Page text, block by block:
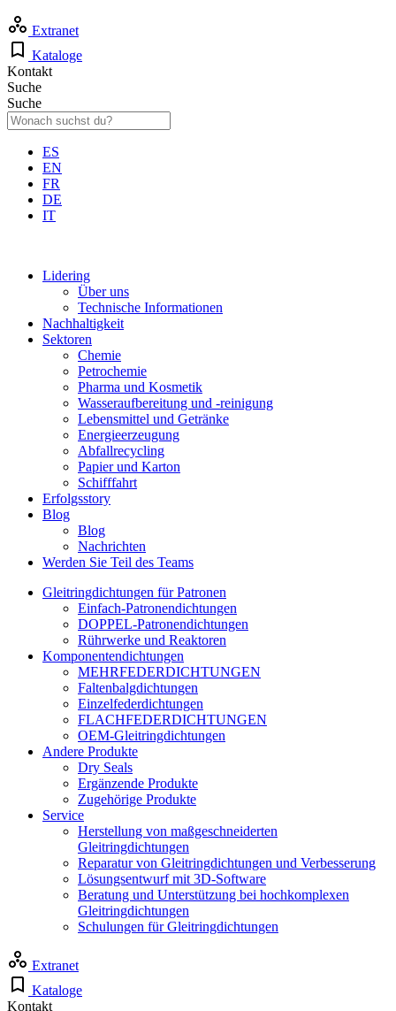
Extranet
Kataloge
Kontakt
Suche
Suche
ES
EN
FR
DE
IT
Lidering
Über uns
Technische Informationen
Nachhaltigkeit
Sektoren
Chemie
Petrochemie
Pharma und Kosmetik
Wasseraufbereitung und -reinigung
Lebensmittel und Getränke
Energieerzeugung
Abfallrecycling
Papier und Karton
Schifffahrt
Erfolgsstory
Blog
Blog
Nachrichten
Werden Sie Teil des Teams
Gleitringdichtungen für Patronen
Einfach-Patronendichtungen
DOPPEL-Patronendichtungen
Rührwerke und Reaktoren
Komponentendichtungen
MEHRFEDERDICHTUNGEN
Faltenbalgdichtungen
Einzelfederdichtungen
FLACHFEDERDICHTUNGEN
OEM-Gleitringdichtungen
Andere Produkte
Dry Seals
Ergänzende Produkte
Zugehörige Produkte
Service
Herstellung von maßgeschneiderten
Gleitringdichtungen
Reparatur von Gleitringdichtungen und Verbesserung
Lösungsentwurf mit 3D-Software
Beratung und Unterstützung bei hochkomplexen
Gleitringdichtungen
Schulungen für Gleitringdichtungen
Extranet
Kataloge
Kontakt